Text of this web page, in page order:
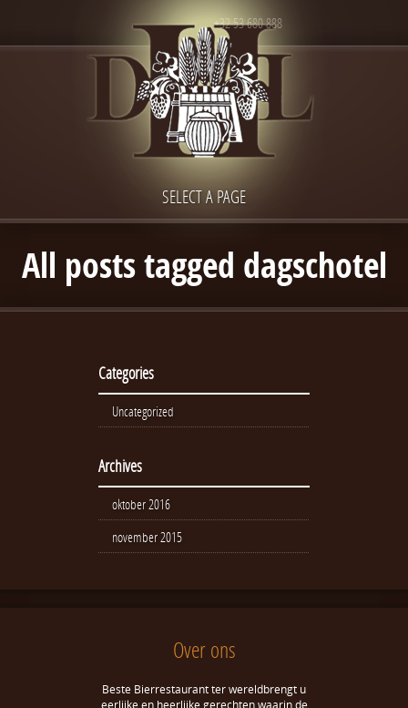
+32 53 680 888
SELECT A PAGE
All posts tagged dagschotel
Categories
Uncategorized
Archives
oktober 2016
november 2015
Over ons
Beste Bierrestaurant ter wereldbrengt u
eerlijke en heerlijke gerechten waarin de